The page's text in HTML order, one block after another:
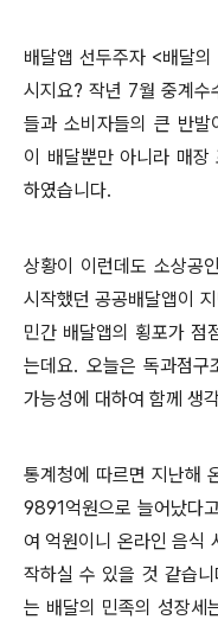
배달앱 선두주자 <배달의
시지요? 작년 7월 중계수
들과 소비자들의 큰 반발
이 배달뿐만 아니라 매장
하였습니다.
상황이 이런데도 소상공
시작했던 공공배달앱이
민간 배달앱의 횡포가 점
는데요. 오늘은 독과점구
가능성에 대하여 함께 생
통계청에 따르면 지난해
9891억원으로 늘어났다
여 억원이니 온라인 음식
작하실 수 있을 것 같습니
는 배달의 민족의 성장세